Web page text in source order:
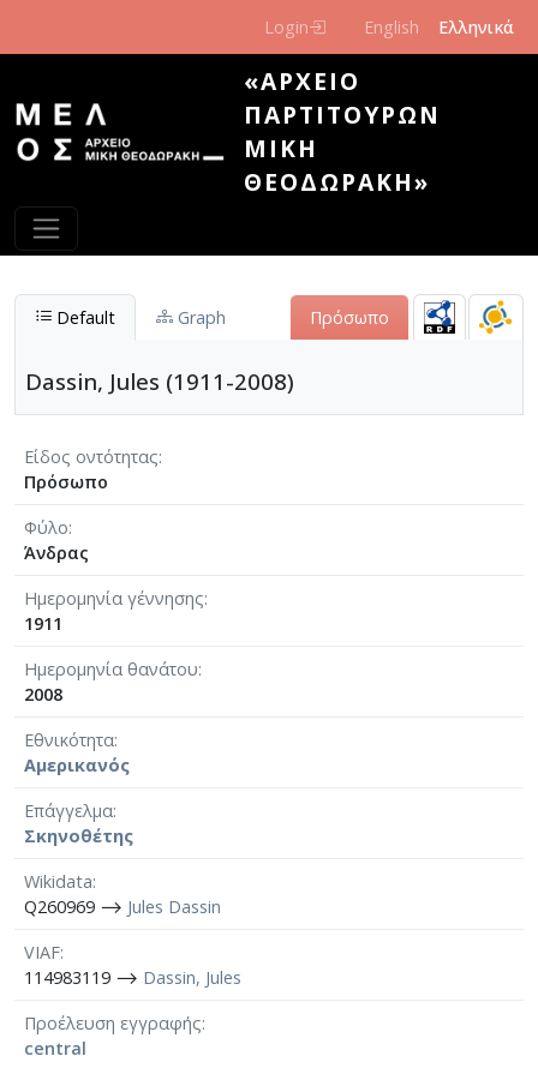
Login English Ελληνικά
«ΑΡΧΕΊΟ
ΠΑΡΤΙΤΟΎΡΩΝ
ΜΊΚΗ
ΘΕΟΔΩΡΆΚΗ»
Default Graph Πρόσωπο
Dassin, Jules (1911-2008)
Είδος οντότητας
Πρόσωπο
Φύλο
Άνδρας
Ημερομηνία γέννησης
1911
Ημερομηνία θανάτου
2008
Εθνικότητα
Αμερικανός
Επάγγελμα
Σκηνοθέτης
Wikidata
Q260969 ⟶ Jules Dassin
VIAF
114983119 ⟶ Dassin, Jules
Προέλευση εγγραφής
central